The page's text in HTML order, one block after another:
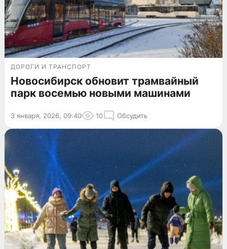
ДОРОГИ И ТРАНСПОРТ
Новосибирск обновит трамвайный
парк восемью новыми машинами
3 января, 2026, 09:40 10 Обсудить